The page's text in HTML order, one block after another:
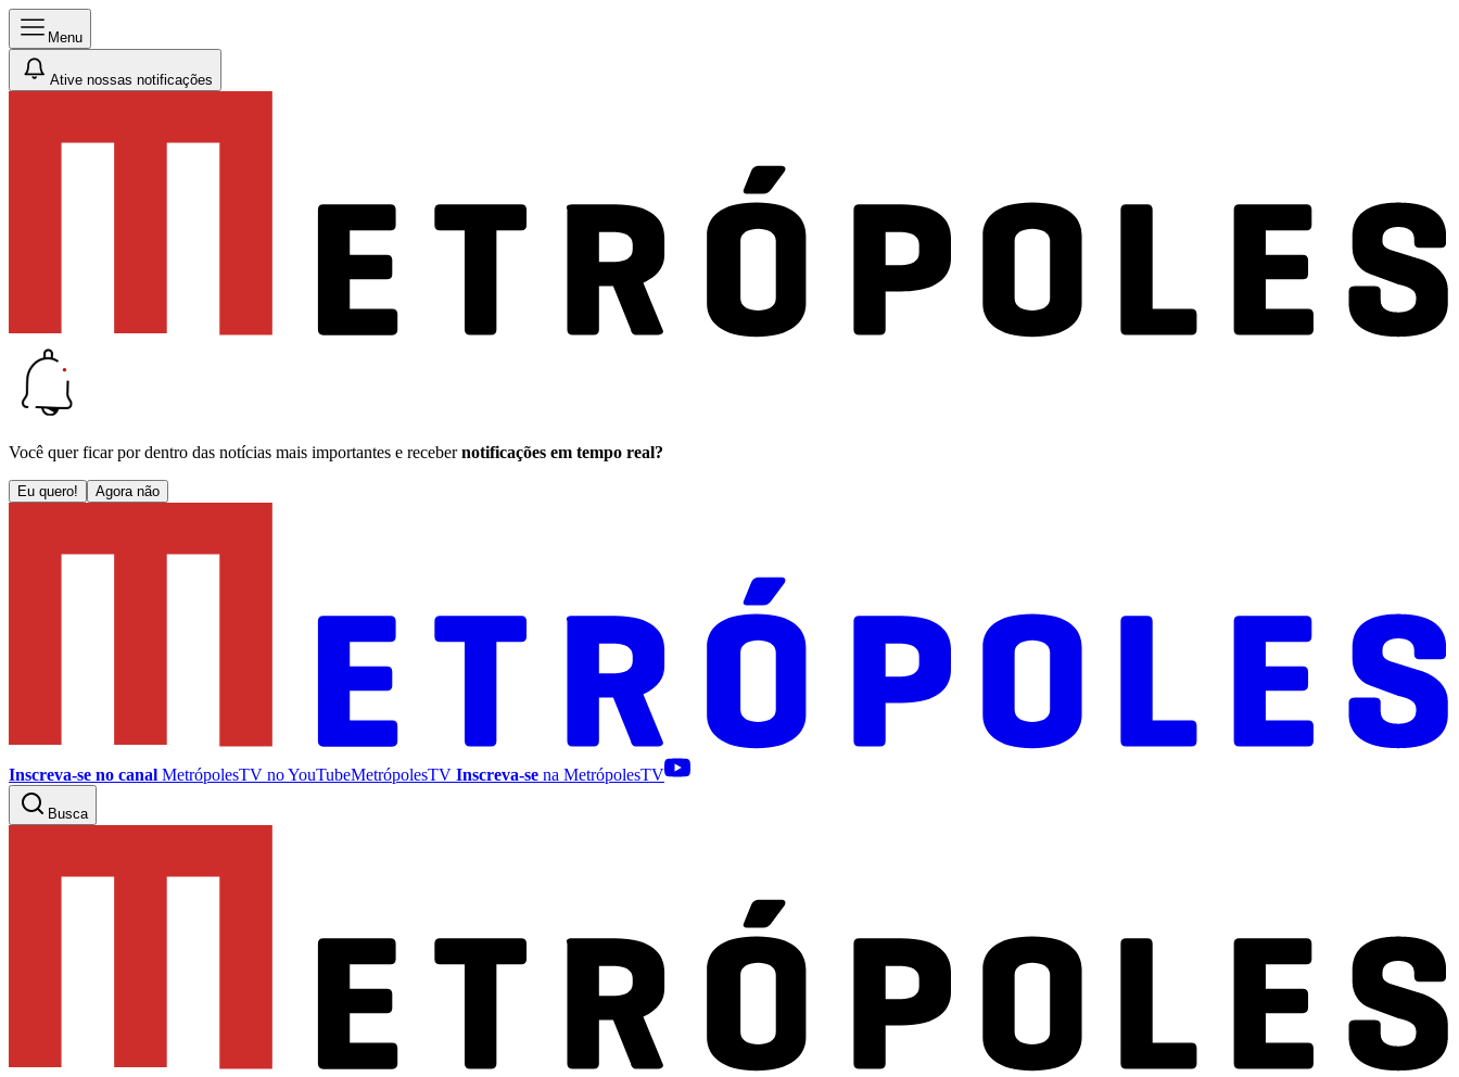
Menu
Ative nossas notificações
Você quer ficar por dentro das notícias mais importantes e receber notificações em tempo real?
Eu quero! Agora não
Inscreva-se no canal MetrópolesTV noYouTubeMetrópolesTV Inscreva-se na MetrópolesTV
Busca